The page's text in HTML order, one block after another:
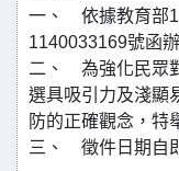
一、 依據教育部
1140033169號函
二、 為強化民眾
選具吸引力及淺顯
防的正確觀念，特
三、 徵件日期自